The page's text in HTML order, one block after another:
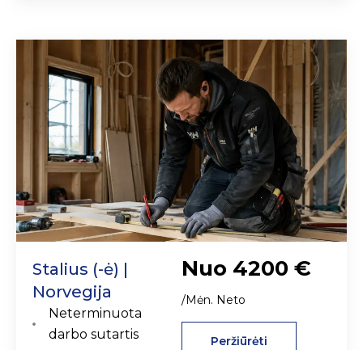
Stalius (-ė) |
Norvegija
Neterminuota
darbo sutartis
Nuo 4200 €
/Mėn. Neto
Peržiūrėti